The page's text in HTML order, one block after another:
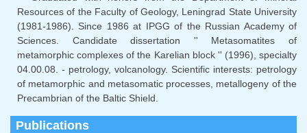
Resources of the Faculty of Geology, Leningrad State University
(1981-1986). Since 1986 at IPGG of the Russian Academy of
Sciences. Candidate dissertation '' Metasomatites of
metamorphic complexes of the Karelian block '' (1996), specialty
04.00.08. - petrology, volcanology. Scientific interests: petrology
of metamorphic and metasomatic processes, metallogeny of the
Precambrian of the Baltic Shield.
Publications